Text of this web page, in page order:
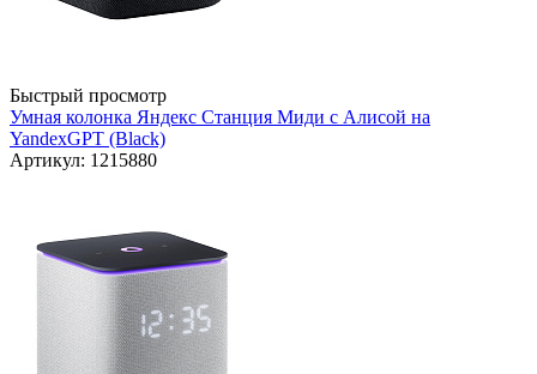
Быстрый просмотр
Умная колонка Яндекс Станция Миди с Алисой на
YandexGPT (Black)
Артикул: 1215880